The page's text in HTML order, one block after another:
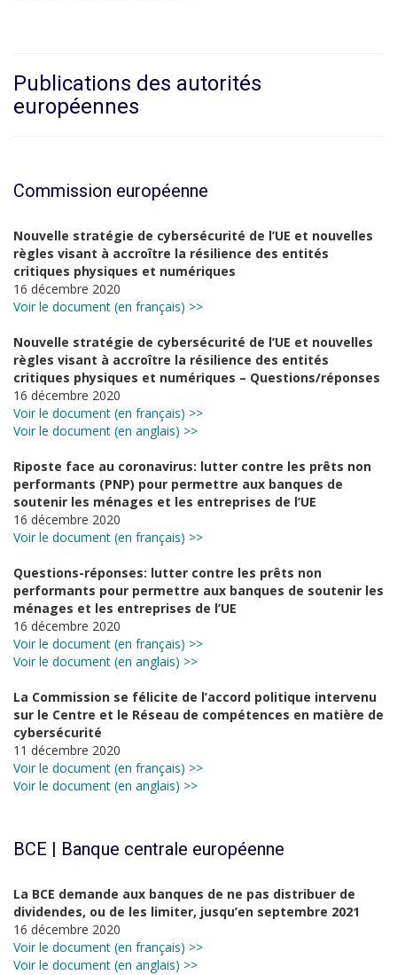
Publications des autorités
européennes
Commission européenne
Nouvelle stratégie de cybersécurité de l’UE et nouvelles
règles visant à accroître la résilience des entités
critiques physiques et numériques
16 décembre 2020
Voir le document (en français) >>
Nouvelle stratégie de cybersécurité de l’UE et nouvelles
règles visant à accroître la résilience des entités
critiques physiques et numériques – Questions/réponses
16 décembre 2020
Voir le document (en français) >>
Voir le document (en anglais) >>
Riposte face au coronavirus: lutter contre les prêts non
performants (PNP) pour permettre aux banques de
soutenir les ménages et les entreprises de l’UE
16 décembre 2020
Voir le document (en français) >>
Questions-réponses: lutter contre les prêts non
performants pour permettre aux banques de soutenir les
ménages et les entreprises de l’UE
16 décembre 2020
Voir le document (en français) >>
Voir le document (en anglais) >>
La Commission se félicite de l’accord politique intervenu
sur le Centre et le Réseau de compétences en matière de
cybersécurité
11 décembre 2020
Voir le document (en français) >>
Voir le document (en anglais) >>
BCE | Banque centrale européenne
La BCE demande aux banques de ne pas distribuer de
dividendes, ou de les limiter, jusqu’en septembre 2021
16 décembre 2020
Voir le document (en français) >>
Voir le document (en anglais) >>